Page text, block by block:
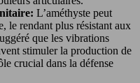
L’améthyste peut
le rendant plus résistant aux
que les vibrations
stimuler la production de
crucial dans la défense